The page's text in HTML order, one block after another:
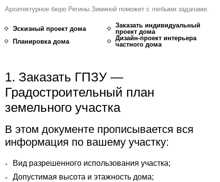
Архитектурное бюро Регины Зиминой поможет с любыми задачами.
Эскизный проект дома
Заказать индивидуальный
проект дома
Планировка дома
Дизайн-проект интерьера
частного дома
1. Заказать ГПЗУ —
Градостроительный план
земельного участка
В этом документе прописывается вся
информация по вашему участку:
Вид разрешенного использования участка;
Допустимая высота и этажность дома;